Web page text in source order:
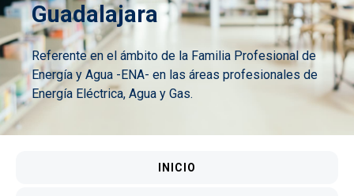
Guadalajara
Referente en el ámbito de la Familia Profesional de
Energía y Agua -ENA- en las áreas profesionales de
Energía Eléctrica, Agua y Gas.
INICIO